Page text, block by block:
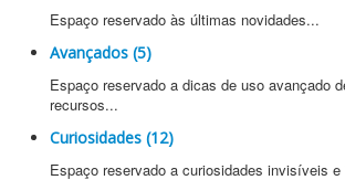
Espaço reservado às últimas novidades...
Avançados (5)
Espaço reservado a dicas de uso avançado
recursos...
Curiosidades (12)
Espaço reservado a curiosidades invisíveis